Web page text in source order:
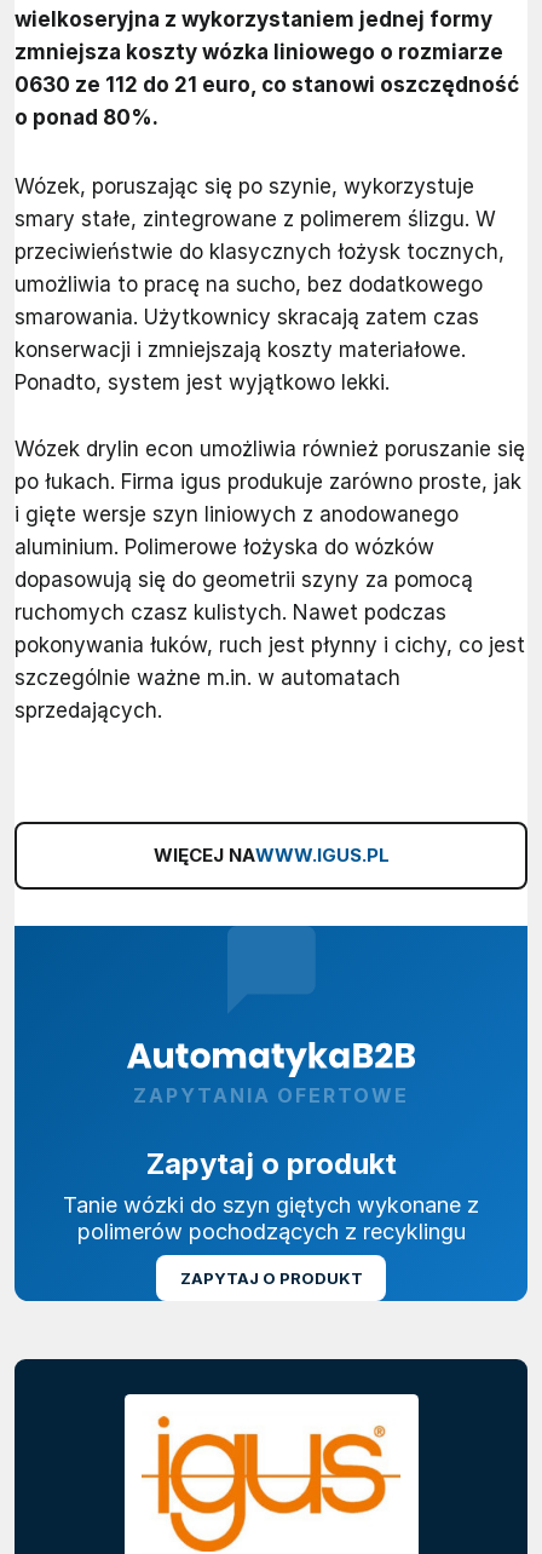
wielkoseryjna z wykorzystaniem jednej formy
zmniejsza koszty wózka liniowego o rozmiarze
0630 ze 112 do 21 euro, co stanowi oszczędność
o ponad 80%.
Wózek, poruszając się po szynie, wykorzystuje
smary stałe, zintegrowane z polimerem ślizgu. W
przeciwieństwie do klasycznych łożysk tocznych,
umożliwia to pracę na sucho, bez dodatkowego
smarowania. Użytkownicy skracają zatem czas
konserwacji i zmniejszają koszty materiałowe.
Ponadto, system jest wyjątkowo lekki.
Wózek drylin econ umożliwia również poruszanie się
po łukach. Firma igus produkuje zarówno proste, jak
i gięte wersje szyn liniowych z anodowanego
aluminium. Polimerowe łożyska do wózków
dopasowują się do geometrii szyny za pomocą
ruchomych czasz kulistych. Nawet podczas
pokonywania łuków, ruch jest płynny i cichy, co jest
szczególnie ważne m.in. w automatach
sprzedających.
WIĘCEJ NAWWW.IGUS.PL
ZAPYTANIA OFERTOWE
Zapytaj o produkt
Tanie wózki do szyn giętych wykonane z
polimerów pochodzących z recyklingu
ZAPYTAJ O PRODUKT